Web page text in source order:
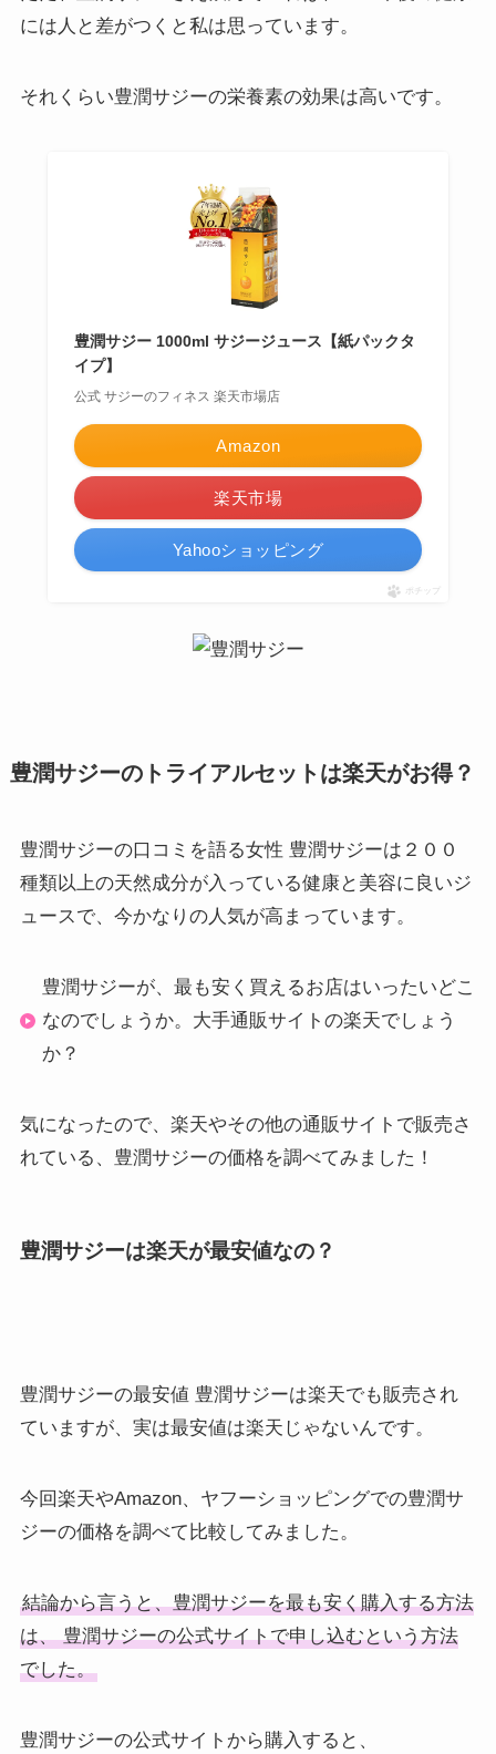
には人と差がつくと私は思っています。
それくらい豊潤サジーの栄養素の効果は高いです。
豊潤サジー 1000ml サジージュース【紙パックタ
イプ】
公式 サジーのフィネス 楽天市場店
Amazon
楽天市場
Yahooショッピング
ポチップ
豊潤サジーのトライアルセットは楽天がお得？
豊潤サジーの口コミを語る女性 豊潤サジーは２００
種類以上の天然成分が入っている健康と美容に良いジ
ュースで、今かなりの人気が高まっています。
豊潤サジーが、最も安く買えるお店はいったいどこ
なのでしょうか。大手通販サイトの楽天でしょう
か？
気になったので、楽天やその他の通販サイトで販売さ
れている、豊潤サジーの価格を調べてみました！
豊潤サジーは楽天が最安値なの？
豊潤サジーの最安値 豊潤サジーは楽天でも販売され
ていますが、実は最安値は楽天じゃないんです。
今回楽天やAmazon、ヤフーショッピングでの豊潤サ
ジーの価格を調べて比較してみました。
結論から言うと、豊潤サジーを最も安く購入する方法
は、 豊潤サジーの公式サイトで申し込むという方法
でした。
豊潤サジーの公式サイトから購入すると、